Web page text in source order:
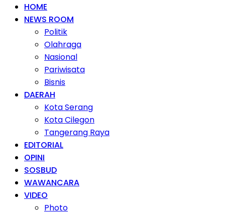
HOME
NEWS ROOM
Politik
Olahraga
Nasional
Pariwisata
Bisnis
DAERAH
Kota Serang
Kota Cilegon
Tangerang Raya
EDITORIAL
OPINI
SOSBUD
WAWANCARA
VIDEO
Photo